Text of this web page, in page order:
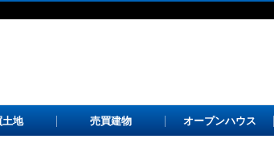
土地 売買建物 オープンハウス